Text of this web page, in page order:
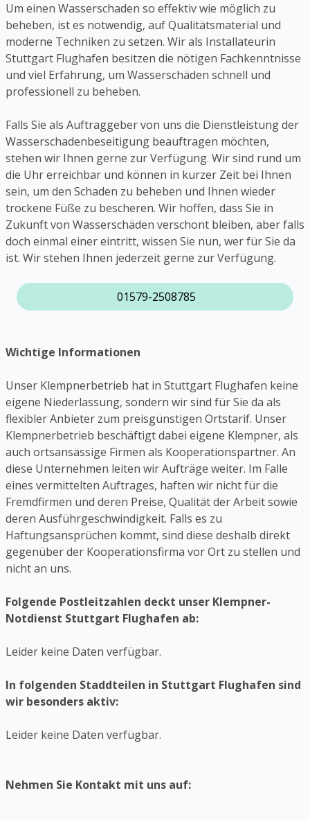
Um einen Wasserschaden so effektiv wie möglich zu
beheben, ist es notwendig, auf Qualitätsmaterial und
moderne Techniken zu setzen. Wir als Installateurin
Stuttgart Flughafen besitzen die nötigen Fachkenntnisse
und viel Erfahrung, um Wasserschäden schnell und
professionell zu beheben.
Falls Sie als Auftraggeber von uns die Dienstleistung der
Wasserschadenbeseitigung beauftragen möchten,
stehen wir Ihnen gerne zur Verfügung. Wir sind rund um
die Uhr erreichbar und können in kurzer Zeit bei Ihnen
sein, um den Schaden zu beheben und Ihnen wieder
trockene Füße zu bescheren. Wir hoffen, dass Sie in
Zukunft von Wasserschäden verschont bleiben, aber falls
doch einmal einer eintritt, wissen Sie nun, wer für Sie da
ist. Wir stehen Ihnen jederzeit gerne zur Verfügung.
01579-2508785
Wichtige Informationen
Unser Klempnerbetrieb hat in Stuttgart Flughafen keine
eigene Niederlassung, sondern wir sind für Sie da als
flexibler Anbieter zum preisgünstigen Ortstarif. Unser
Klempnerbetrieb beschäftigt dabei eigene Klempner, als
auch ortsansässige Firmen als Kooperationspartner. An
diese Unternehmen leiten wir Aufträge weiter. Im Falle
eines vermittelten Auftrages, haften wir nicht für die
Fremdfirmen und deren Preise, Qualität der Arbeit sowie
deren Ausführgeschwindigkeit. Falls es zu
Haftungsansprüchen kommt, sind diese deshalb direkt
gegenüber der Kooperationsfirma vor Ort zu stellen und
nicht an uns.
Folgende Postleitzahlen deckt unser Klempner-
Notdienst Stuttgart Flughafen ab:
Leider keine Daten verfügbar.
In folgenden Staddteilen in Stuttgart Flughafen sind
wir besonders aktiv:
Leider keine Daten verfügbar.
Nehmen Sie Kontakt mit uns auf: